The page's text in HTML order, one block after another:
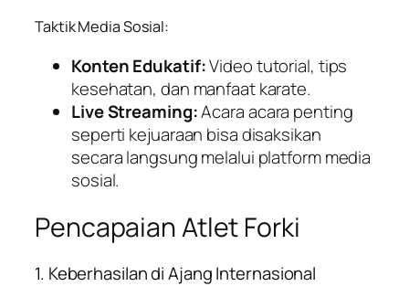
Taktik Media Sosial:
Konten Edukatif:Video tutorial, tips
kesehatan, dan manfaat karate.
Live Streaming:Acara acara penting
seperti kejuaraan bisa disaksikan
secara langsung melalui platform media
sosial.
Pencapaian Atlet Forki
1. Keberhasilan di Ajang Internasional